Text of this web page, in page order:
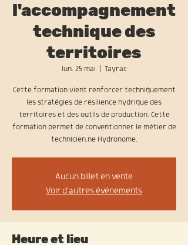
l'accompagnement
technique des
territoires
lun. 25 mai Tayrac
Cette formation vient renforcer techniquement
les stratégies de résilience hydrique des
territoires et des outils de production. Cette
formation permet de conventionner le métier de
technicien.ne Hydronome.
Aucun billet en vente
Voir d'autres événements
Heure et lieu